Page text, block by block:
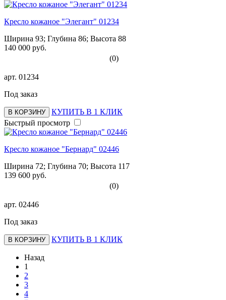
Кресло кожаное "Элегант" 01234
Ширина 93; Глубина 86; Высота 88
140 000 руб.
(0)
арт. 01234
Под заказ
В КОРЗИНУ
КУПИТЬ В 1 КЛИК
Быстрый просмотр
Кресло кожаное "Бернард" 02446
Ширина 72; Глубина 70; Высота 117
139 600 руб.
(0)
арт. 02446
Под заказ
В КОРЗИНУ КУПИТЬ В 1 КЛИК
Назад
1
2
3
4